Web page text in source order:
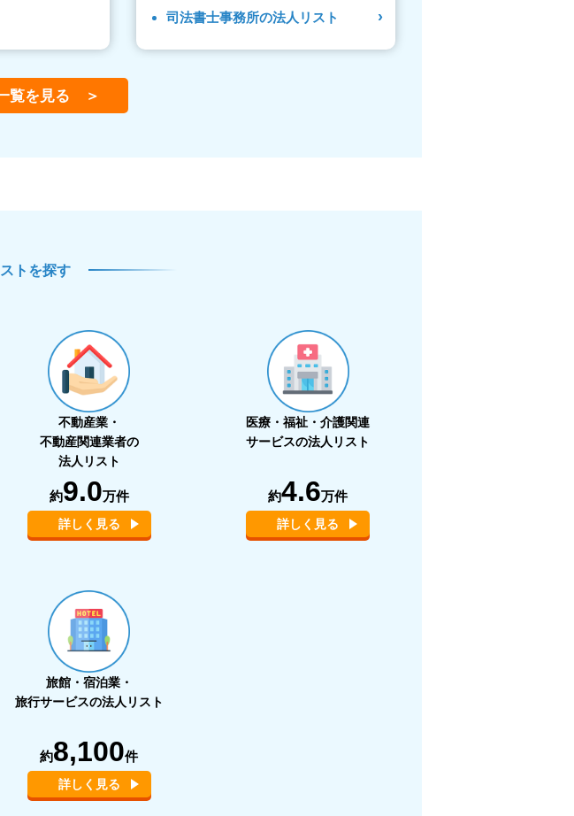
司法書士事務所の法人リスト
覧を見る ＞
トを探す
不動産業・
不動産関連業者の
法人リスト
約9.0万件
詳しく見る
医療・福祉・介護関連
サービスの法人リスト
約4.6万件
詳しく見る
旅館・宿泊業・
旅行サービスの法人リスト
約8,100件
詳しく見る